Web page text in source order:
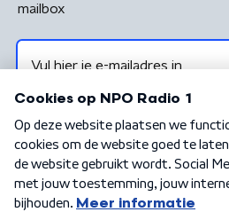
mailbox
Algemene voorwaarden